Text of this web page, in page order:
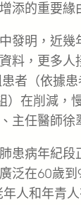
添的重要緣
發明，近幾
料，更多
患者（依據
）在削減，
主任醫師徐
患病年紀
泛在60歲
人和年青